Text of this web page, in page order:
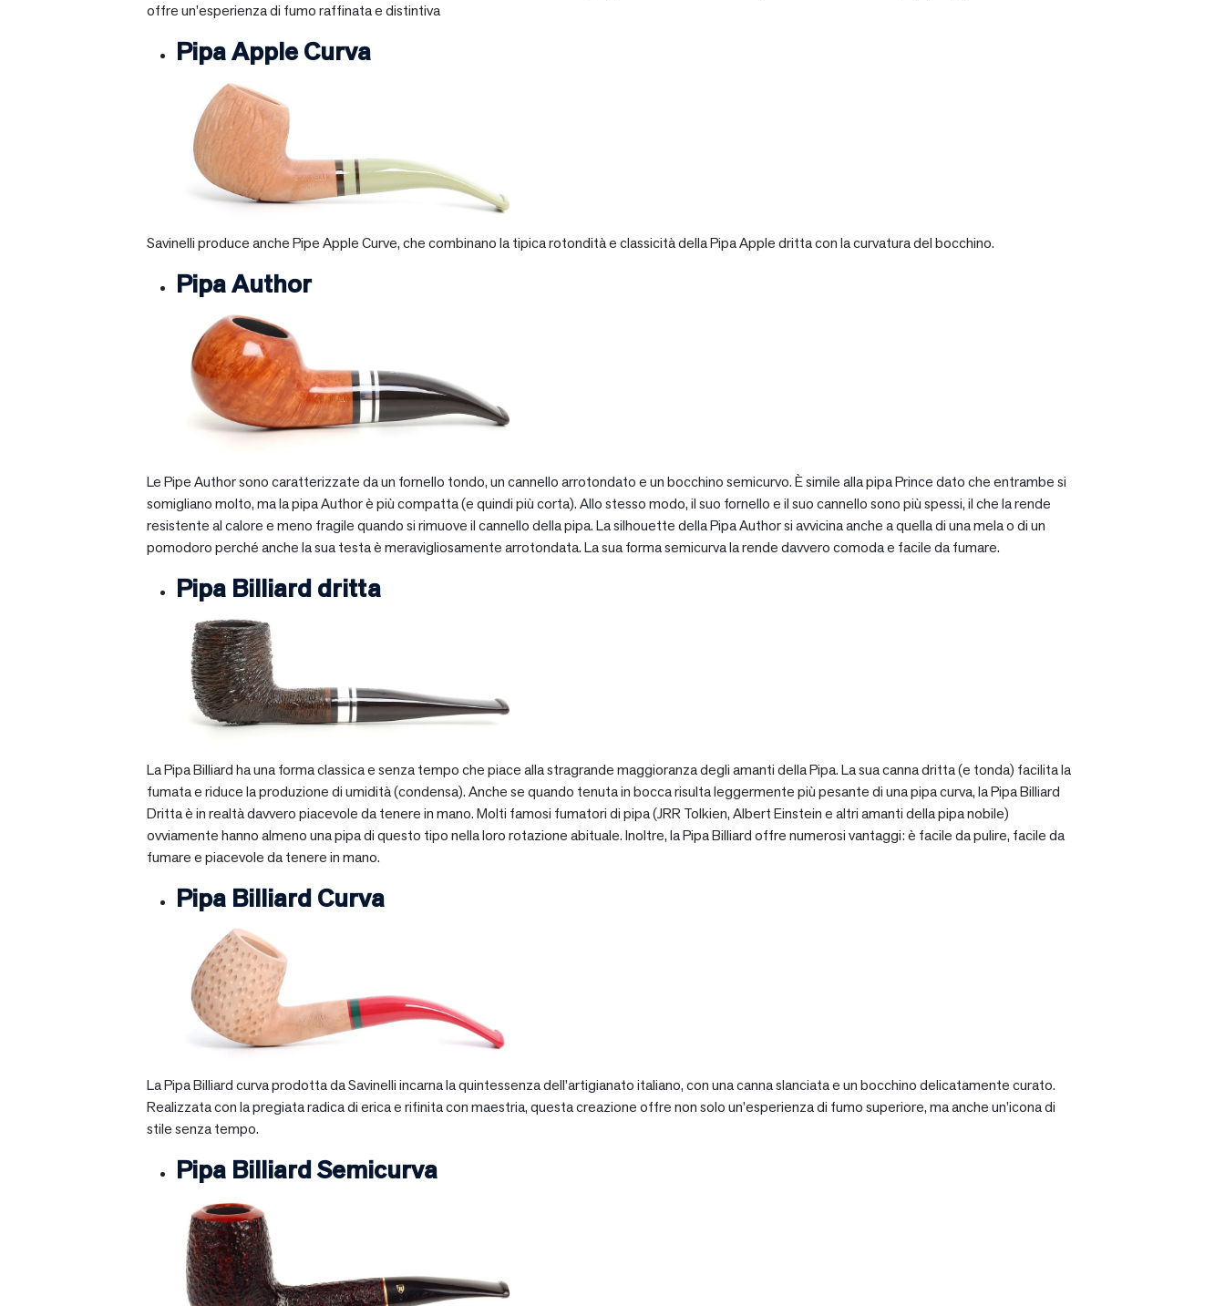
offre un’esperienza di fumo raffinata e distintiva
Pipa Apple Curva
Savinelli produce anche Pipe Apple Curve, che combinano la tipica rotondità e classicità della Pipa Apple dritta con la curvatura del bocchino.
Pipa Author
Le Pipe Author sono caratterizzate da un fornello tondo, un cannello arrotondato e un bocchino semicurvo. È simile alla pipa Prince dato che entrambe si
somigliano molto, ma la pipa Author è più compatta (e quindi più corta). Allo stesso modo, il suo fornello e il suo cannello sono più spessi, il che la rende
resistente al calore e meno fragile quando si rimuove il cannello della pipa. La silhouette della Pipa Author si avvicina anche a quella di una mela o di un
pomodoro perché anche la sua testa è meravigliosamente arrotondata. La sua forma semicurva la rende davvero comoda e facile da fumare.
Pipa Billiard dritta
La Pipa Billiard ha una forma classica e senza tempo che piace alla stragrande maggioranza degli amanti della Pipa. La sua canna dritta (e tonda) facilita la
fumata e riduce la produzione di umidità (condensa). Anche se quando tenuta in bocca risulta leggermente più pesante di una pipa curva, la Pipa Billiard
Dritta è in realtà davvero piacevole da tenere in mano. Molti famosi fumatori di pipa (JRR Tolkien, Albert Einstein e altri amanti della pipa nobile)
ovviamente hanno almeno una pipa di questo tipo nella loro rotazione abituale. Inoltre, la Pipa Billiard offre numerosi vantaggi: è facile da pulire, facile da
fumare e piacevole da tenere in mano.
Pipa Billiard Curva
La Pipa Billiard curva prodotta da Savinelli incarna la quintessenza dell’artigianato italiano, con una canna slanciata e un bocchino delicatamente curato.
Realizzata con la pregiata radica di erica e rifinita con maestria, questa creazione offre non solo un’esperienza di fumo superiore, ma anche un’icona di
stile senza tempo.
Pipa Billiard Semicurva